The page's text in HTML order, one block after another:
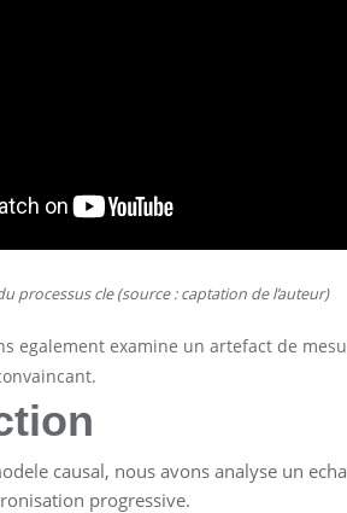
processus cle (source : captation de l’auteur)
egalement examine un artefact de
causal, nous avons analyse un
progressive.